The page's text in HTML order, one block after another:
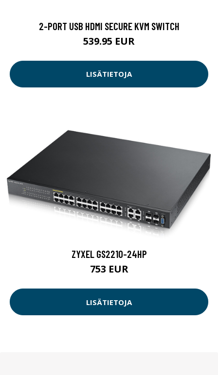
2-PORT USB HDMI SECURE KVM SWITCH
539.95 EUR
LISÄTIETOJA
ZYXEL GS2210-24HP
753 EUR
LISÄTIETOJA